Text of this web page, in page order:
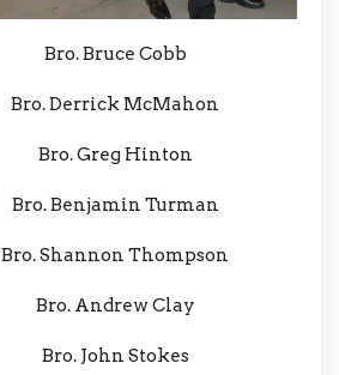
Bro. Bruce Cobb
Bro. Derrick McMahon
Bro. Greg Hinton
Bro. Benjamin Turman
Bro. Shannon Thompson
Bro. Andrew Clay
Bro. John Stokes